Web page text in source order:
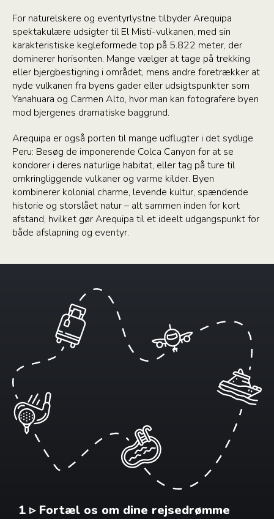
For naturelskere og eventyrlystne tilbyder Arequipa
spektakulære udsigter til El Misti-vulkanen, med sin
karakteristiske kegleformede top på 5.822 meter, der
dominerer horisonten. Mange vælger at tage på trekking
eller bjergbestigning i området, mens andre foretrækker at
nyde vulkanen fra byens gader eller udsigtspunkter som
Yanahuara og Carmen Alto, hvor man kan fotografere byen
mod bjergenes dramatiske baggrund.
Arequipa er også porten til mange udflugter i det sydlige
Peru: Besøg de imponerende Colca Canyon for at se
kondorer i deres naturlige habitat, eller tag på ture til
omkringliggende vulkaner og varme kilder. Byen
kombinerer kolonial charme, levende kultur, spændende
historie og storslået natur – alt sammen inden for kort
afstand, hvilket gør Arequipa til et ideelt udgangspunkt for
både afslapning og eventyr.
1 ▹ Fortæl os om dine rejsedrømme